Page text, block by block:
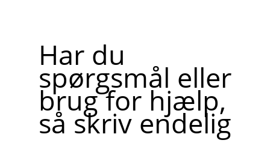
Har du
spørgsmål eller
brug for hjælp,
så skriv endelig